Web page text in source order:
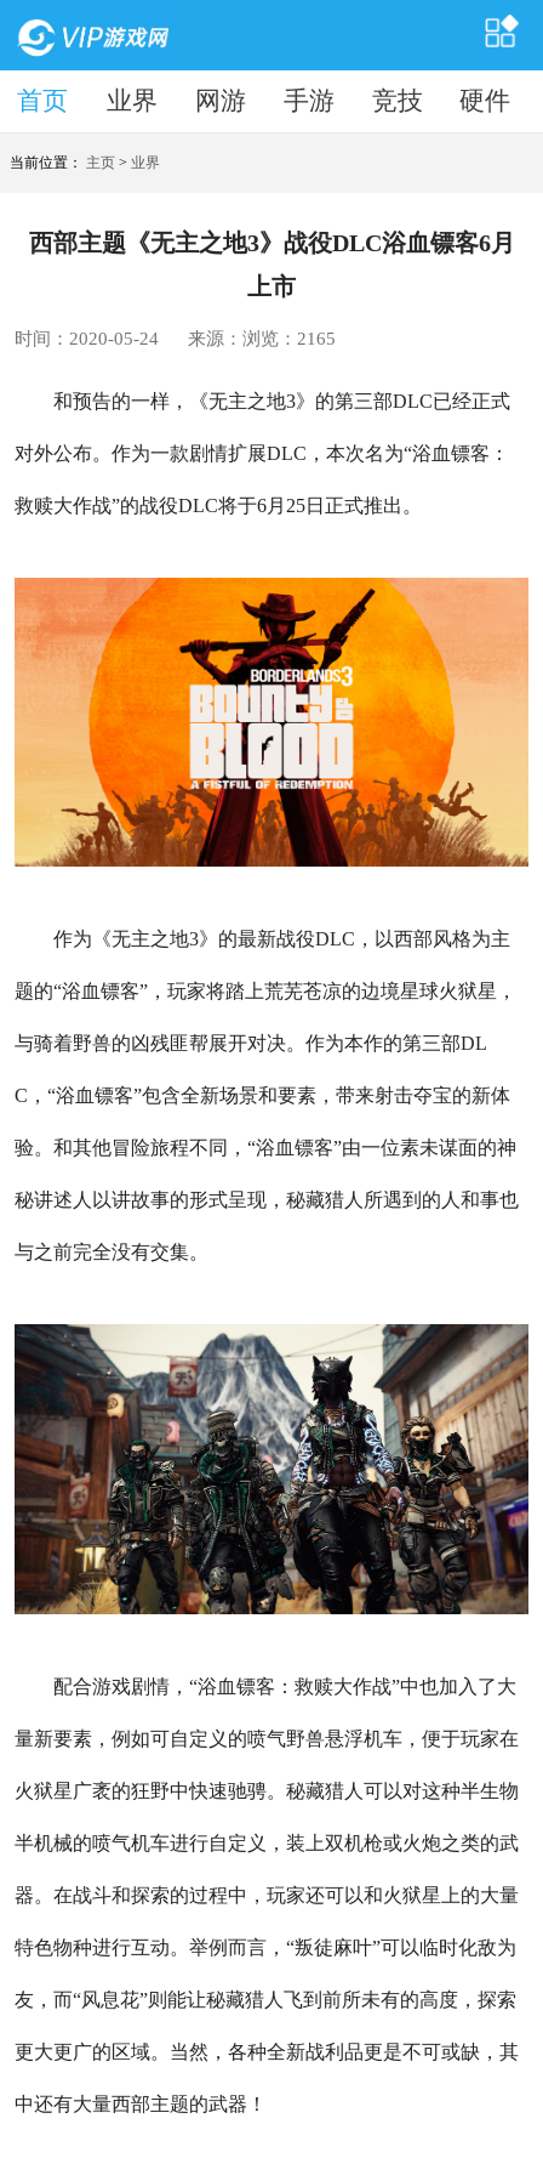
首页 业界 网游 手游 竞技 硬件
首页
当前位置： 主页 >业界
西部主题《无主之地3》战役DLC浴血镖客6月
上市
时间：2020-05-24 来源：浏览： 2165
和预告的一样，《无主之地3》的第三部DLC已经正式
对外公布。作为一款剧情扩展DLC，本次名为“浴血镖客：
救赎大作战”的战役DLC将于6月25日正式推出。
作为《无主之地3》的最新战役DLC，以西部风格为主
题的“浴血镖客”，玩家将踏上荒芜苍凉的边境星球火狱星，
与骑着野兽的凶残匪帮展开对决。作为本作的第三部DL
C，“浴血镖客”包含全新场景和要素，带来射击夺宝的新体
验。和其他冒险旅程不同，“浴血镖客”由一位素未谋面的神
秘讲述人以讲故事的形式呈现，秘藏猎人所遇到的人和事也
与之前完全没有交集。
配合游戏剧情，“浴血镖客：救赎大作战”中也加入了大
量新要素，例如可自定义的喷气野兽悬浮机车，便于玩家在
火狱星广袤的狂野中快速驰骋。秘藏猎人可以对这种半生物
半机械的喷气机车进行自定义，装上双机枪或火炮之类的武
器。在战斗和探索的过程中，玩家还可以和火狱星上的大量
特色物种进行互动。举例而言，“叛徒麻叶”可以临时化敌为
友，而“风息花”则能让秘藏猎人飞到前所未有的高度，探索
更大更广的区域。当然，各种全新战利品更是不可或缺，其
中还有大量西部主题的武器！